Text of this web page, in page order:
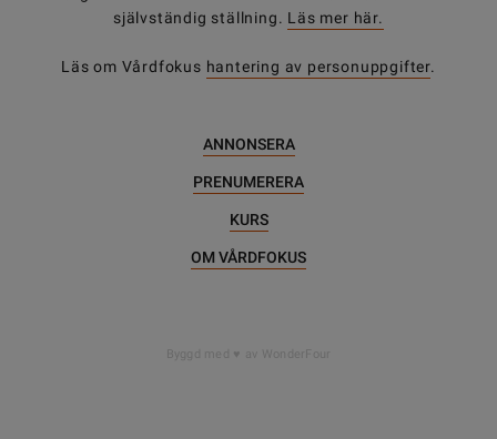
självständig ställning. Läs mer här.
Läs om Vårdfokus hantering av personuppgifter.
ANNONSERA
PRENUMERERA
KURS
OM VÅRDFOKUS
Byggd med av WonderFour